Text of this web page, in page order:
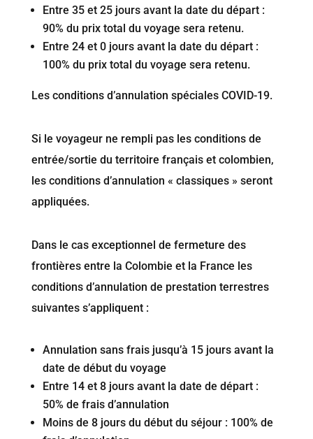
Entre 35 et 25 jours avant la date du départ :
90% du prix total du voyage sera retenu.
Entre 24 et 0 jours avant la date du départ :
100% du prix total du voyage sera retenu.
Les conditions d’annulation spéciales COVID-19.
Si le voyageur ne rempli pas les conditions de
entrée/sortie du territoire français et colombien,
les conditions d’annulation « classiques » seront
appliquées.
Dans le cas exceptionnel de fermeture des
frontières entre la Colombie et la France les
conditions d’annulation de prestation terrestres
suivantes s’appliquent :
Annulation sans frais jusqu’à 15 jours avant la
date de début du voyage
Entre 14 et 8 jours avant la date de départ :
50% de frais d’annulation
Moins de 8 jours du début du séjour : 100% de